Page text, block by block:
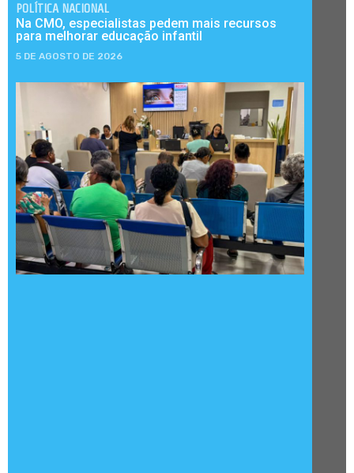
POLÍTICA NACIONAL
Na CMO, especialistas pedem mais recursos
para melhorar educação infantil
5 DE AGOSTO DE 2026